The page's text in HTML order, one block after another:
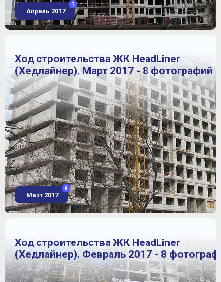
Апрель 2017
7
Ход строительства ЖК HeadLiner
(Хедлайнер). Март 2017 - 8 фотографий
Март 2017
8
Ход строительства ЖК HeadLiner
(Хедлайнер). Февраль 2017 - 8